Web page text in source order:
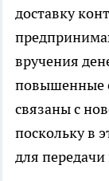
доставку
вручения
повышенные
связаны с
поскольку в
для